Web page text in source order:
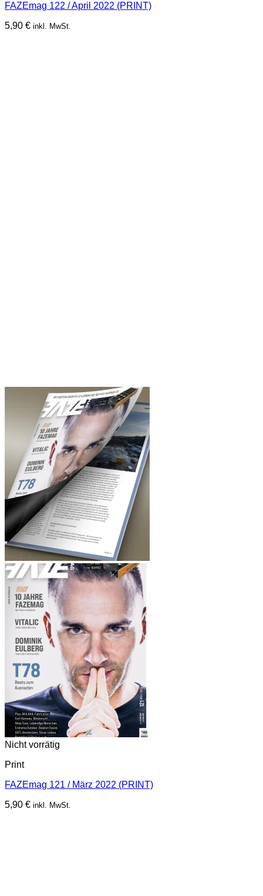
FAZEmag 122 / April 2022 (PRINT)
5,90 € inkl. MwSt.
Nicht vorrätig
Print
FAZEmag 121 / März 2022 (PRINT)
5,90 € inkl. MwSt.